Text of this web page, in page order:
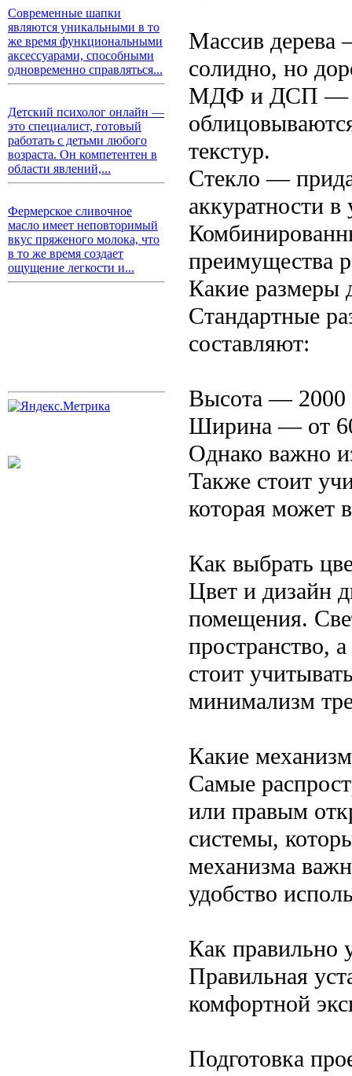
Современные шапки
являются уникальными в то
же время функциональными
аксессуарами, способными
одновременно справляться...
Детский психолог онлайн —
это специалист, готовый
работать с детьми любого
возраста. Он компетентен в
области явлений,...
Фермерское сливочное
масло имеет неповторимый
вкус пряженого молока, что
в то же время создает
ощущение легкости и...
Массив дерева
солидно, но
МДФ и ДСП —
текстур.
Стекло —
аккуратности в
преимущества
Какие размеры
Стандартные
составляют:
Высота —
Ширина — от
Однако важно
Также стоит
которая может
Как выбрать
Цвет и дизайн
помещения.
пространство,
стоит
минимализм
Какие
Самые
или правым
системы,
механизма
удобство
Как правильно
Правильная
комфортной
Подготовка